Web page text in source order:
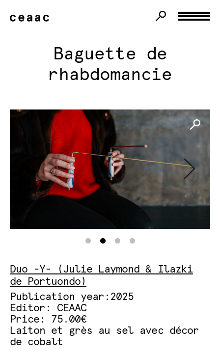
Baguette de
rhabdomancie
Duo -Y- (Julie Laymond & Ilazki
de Portuondo)
Publication year:2025
Editor: CEAAC
Price: 75.00€
Laiton et grès au sel avec décor
de cobalt